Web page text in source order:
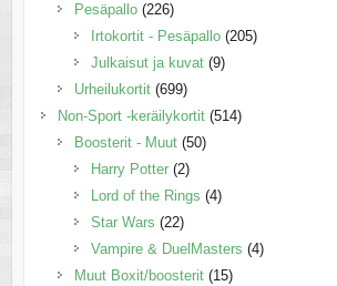
Pesäpallo (226)
Irtokortit - Pesäpallo (205)
Julkaisut ja kuvat (9)
Urheilukortit (699)
Non-Sport -keräilykortit (514)
Boosterit - Muut (50)
Harry Potter (2)
Lord of the Rings (4)
Star Wars (22)
Vampire & DuelMasters (4)
Muut Boxit/boosterit (15)